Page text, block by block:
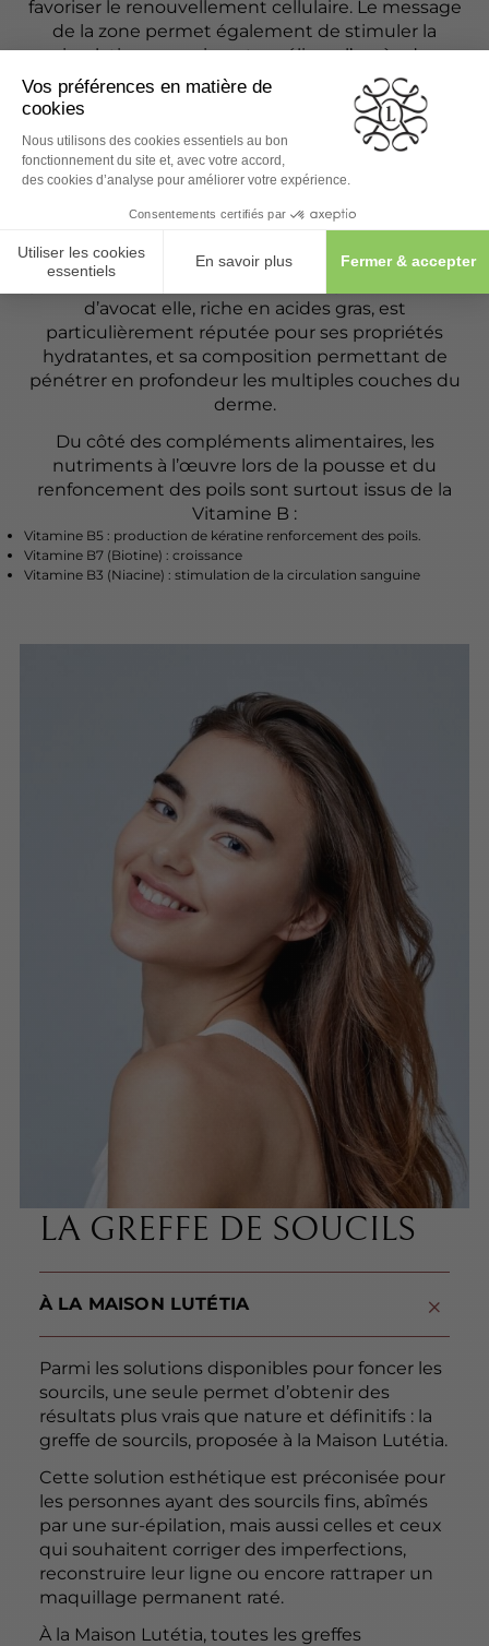
favoriser le renouvellement cellulaire. Le message
de la zone permet également de stimuler la
circulation sanguine et améliorer l’accès des
nutriments au poil, ce qui en encourage la pousse.
En outre, une bonne exfoliation prévient les
risques de poils incarnés, particulièrement
disgracieux sur le visage.
En parallèle, plusieurs huiles végétales
permettent de favoriser la pousse. Parmi les plus
connues : l’huile de ricin, à consistance épaisse,
réputée pour ses propriétés renforçant le bulbe
d’avocat elle, riche en acides gras, est
particulièrement réputée pour ses propriétés
hydratantes, et sa composition permettant de
pénétrer en profondeur les multiples couches du
derme.
Du côté des compléments alimentaires, les
nutriments à l’œuvre lors de la pousse et du
renfoncement des poils sont surtout issus de la
Vitamine B :
Vitamine B5 : production de kératine renforcement des poils.
Vitamine B7 (Biotine) : croissance
Vitamine B3 (Niacine) : stimulation de la circulation sanguine
LA GREFFE DE SOUCILS
À LA MAISON LUTÉTIA
Parmi les solutions disponibles pour foncer les
sourcils, une seule permet d’obtenir des
résultats plus vrais que nature et définitifs : la
greffe de sourcils, proposée à la Maison Lutétia.
Cette solution esthétique est préconisée pour
les personnes ayant des sourcils fins, abîmés
par une sur-épilation, mais aussi celles et ceux
qui souhaitent corriger des imperfections,
reconstruire leur ligne ou encore rattraper un
maquillage permanent raté.
À la Maison Lutétia, toutes les greffes